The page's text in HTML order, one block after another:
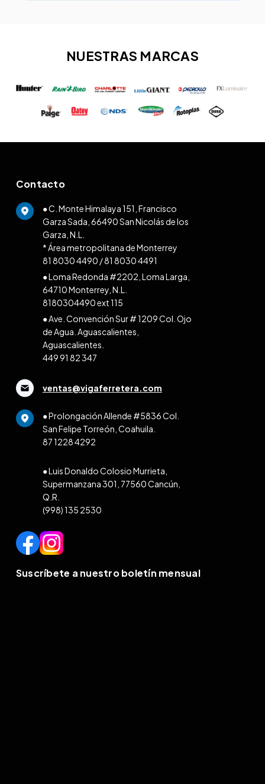
NUESTRAS MARCAS
Contacto
● C. Monte Himalaya 151, Francisco
Garza Sada, 66490 San Nicolás de los
Garza, N.L.
* Área metropolitana de Monterrey
81 8030 4490 /81 8030 4491
● Loma Redonda #2202, Loma Larga,
64710 Monterrey, N.L.
8180304490 ext 115
● Ave. Convención Sur # 1209 Col. Ojo
de Agua. Aguascalientes,
Aguascalientes.
449 91 82 347
ventas@vigaferretera.com
● Prolongación Allende #5836 Col.
San Felipe Torreón, Coahuila.
87 1228 4292
● Luis Donaldo Colosio Murrieta,
Supermanzana 301, 77560 Cancún,
Q.R.
(998) 135 2530
Suscríbete a nuestro boletín mensual